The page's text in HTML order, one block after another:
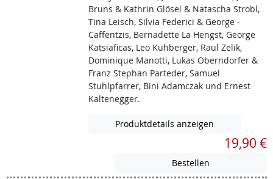
Bruns & Kathrin Glösel & Natascha Strobl,
Tina Leisch, Silvia Federici & George ­
Caffentzis, Bernadette La Hengst, George
Katsiaficas, Leo Kühberger, Raul Zelik,
Dominique Manotti, Lukas Oberndorfer &
Franz Stephan Parteder, Samuel
Stuhlpfarrer, Bini Adamczak und Ernest
Kaltenegger.
Produktdetails anzeigen
19,90 €